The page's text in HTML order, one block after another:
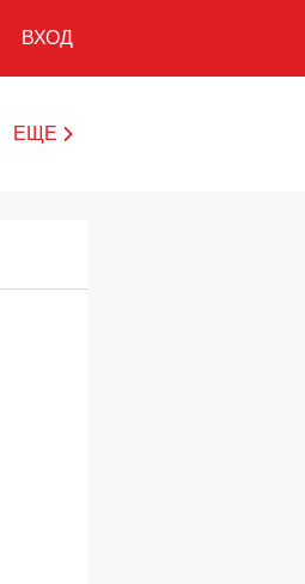
ВХОД
ЕЩЕ